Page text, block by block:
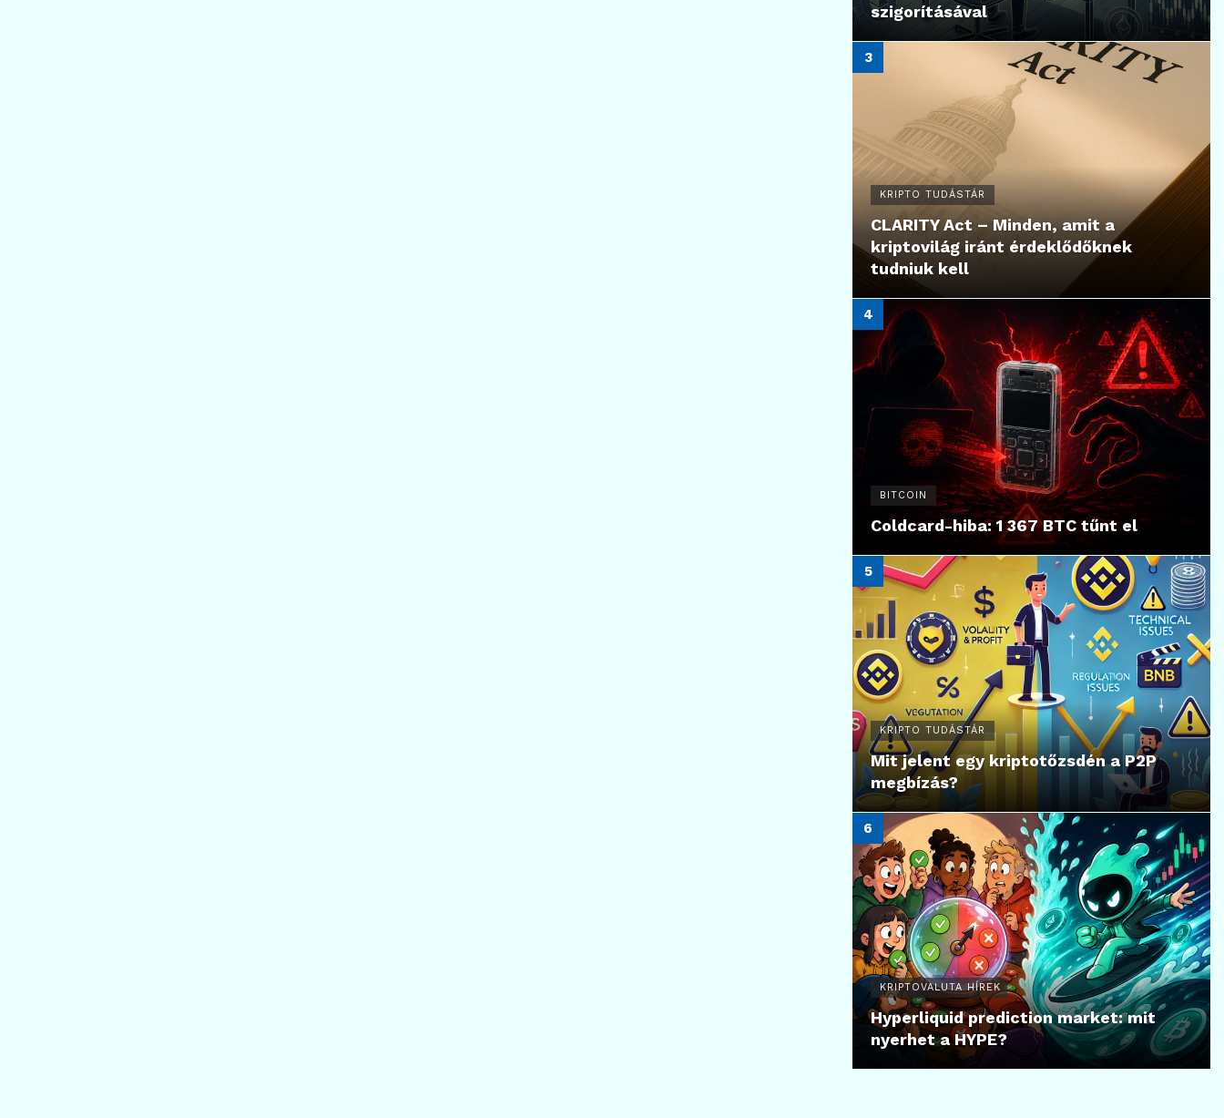
szigorításával
KRIPTO TUDÁSTÁR
CLARITY Act – Minden, amit a
kriptovilág iránt érdeklődőknek
tudniuk kell
BITCOIN
Coldcard-hiba: 1 367 BTC tűnt el
KRIPTO TUDÁSTÁR
Mit jelent egy kriptotőzsdén a P2P
megbízás?
KRIPTOVALUTA HÍREK
Hyperliquid prediction market: mit
nyerhet a HYPE?